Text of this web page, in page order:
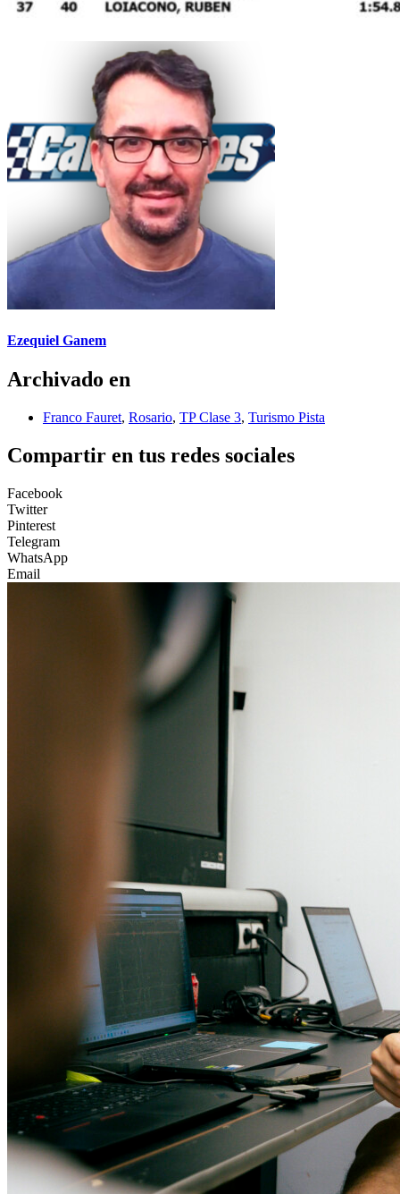
Ezequiel Ganem
Archivado en
Franco Fauret, Rosario, TP Clase 3, Turismo Pista
Compartir en tus redes sociales
Facebook
Twitter
Pinterest
Telegram
WhatsApp
Email